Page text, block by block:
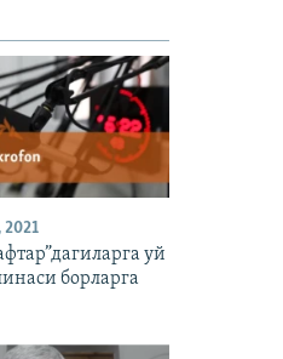
2021
уй
борларга